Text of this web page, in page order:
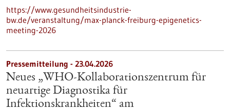
https://www.gesundheitsindustrie-
bw.de/veranstaltung/max-planck-freiburg-epigenetics-
meeting-2026
Pressemitteilung - 23.04.2026
Neues „WHO-Kollaborationszentrum für
neuartige Diagnostika für
Infektionskrankheiten“ am